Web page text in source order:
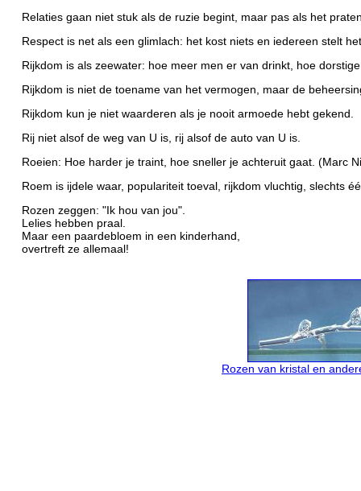
Relaties gaan niet stuk als de ruzie begint, maar pas als het
Respect is net als een glimlach: het kost niets en iedereen stelt
Rijkdom is als zeewater: hoe meer men er van drinkt, hoe
Rijkdom is niet de toename van het vermogen, maar de
Rijkdom kun je niet waarderen als je nooit armoede hebt gekend.
Rij niet alsof de weg van U is, rij alsof de auto van U is.
Roeien: Hoe harder je traint, hoe sneller je achteruit gaat. (Marc
Roem is ijdele waar, populariteit toeval, rijkdom vluchtig, slechts
Rozen zeggen: "Ik hou van jou".
Lelies hebben praal.
Maar een paardebloem in een kinderhand,
overtreft ze allemaal!
Rozen van kristal en